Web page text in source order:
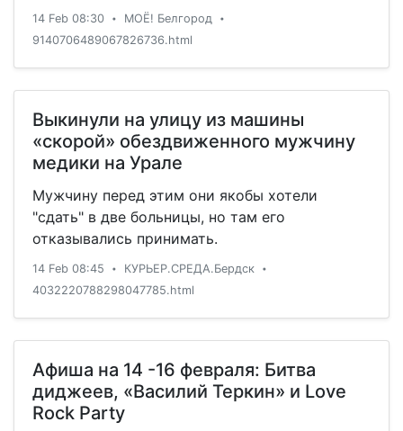
14 Feb 08:30 • МОЁ! Белгород •
9140706489067826736.html
Выкинули на улицу из машины
«скорой» обездвиженного мужчину
медики на Урале
Мужчину перед этим они якобы хотели
"сдать" в две больницы, но там его
отказывались принимать.
14 Feb 08:45 • КУРЬЕР.СРЕДА.Бердск •
4032220788298047785.html
Афиша на 14 -16 февраля: Битва
диджеев, «Василий Теркин» и Love
Rock Party